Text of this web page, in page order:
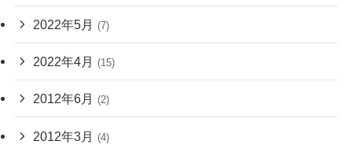
2022年5月 (7)
2022年4月 (15)
2012年6月 (2)
2012年3月 (4)